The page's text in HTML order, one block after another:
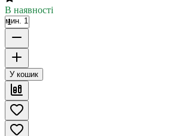
В наявності
мин. 1
У кошик